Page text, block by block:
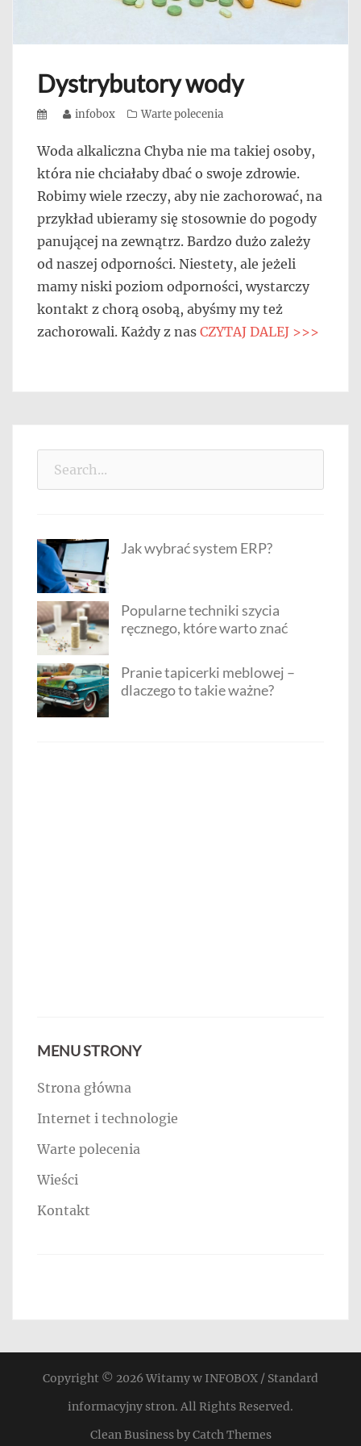
Dystrybutory wody
PostedAuthor
infobox Categories
Warte polecenia
Woda alkaliczna Chyba nie ma takiej osoby,
która nie chciałaby dbać o swoje zdrowie.
Robimy wiele rzeczy, aby nie zachorować, na
przykład ubieramy się stosownie do pogody
panującej na zewnątrz. Bardzo dużo zależy
od naszej odporności. Niestety, ale jeżeli
mamy niski poziom odporności, wystarczy
kontakt z chorą osobą, abyśmy my też
zachorowali. Każdy z nas CZYTAJ DALEJ >>>
Jak wybrać system ERP?
Popularne techniki szycia
ręcznego, które warto znać
Pranie tapicerki meblowej –
dlaczego to takie ważne?
MENU STRONY
Strona główna
Internet i technologie
Warte polecenia
Wieści
Kontakt
Copyright © 2026Witamy w INFOBOX / Standard
informacyjny stron. All Rights Reserved.
Clean Business byCatch Themes